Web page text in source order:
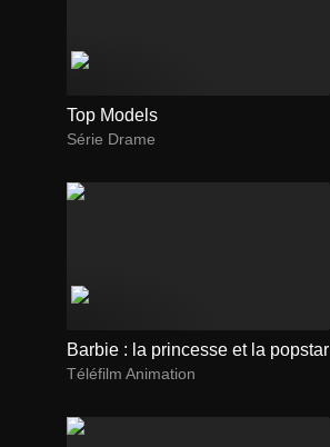
Top Models
Série Drame
Barbie : la princesse et la popstar
Téléfilm Animation